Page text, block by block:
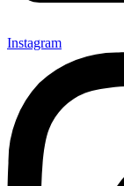
Instagram